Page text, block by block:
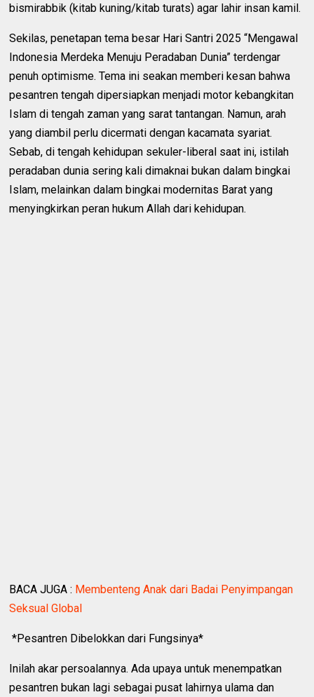
bismirabbik (kitab kuning/kitab turats) agar lahir insan kamil.
Sekilas, penetapan tema besar Hari Santri 2025 “Mengawal
Indonesia Merdeka Menuju Peradaban Dunia” terdengar
penuh optimisme. Tema ini seakan memberi kesan bahwa
pesantren tengah dipersiapkan menjadi motor kebangkitan
Islam di tengah zaman yang sarat tantangan. Namun, arah
yang diambil perlu dicermati dengan kacamata syariat.
Sebab, di tengah kehidupan sekuler-liberal saat ini, istilah
peradaban dunia sering kali dimaknai bukan dalam bingkai
Islam, melainkan dalam bingkai modernitas Barat yang
menyingkirkan peran hukum Allah dari kehidupan.
BACA JUGA : Membenteng Anak dari Badai Penyimpangan
Seksual Global
*Pesantren Dibelokkan dari Fungsinya*
Inilah akar persoalannya. Ada upaya untuk menempatkan
pesantren bukan lagi sebagai pusat lahirnya ulama dan